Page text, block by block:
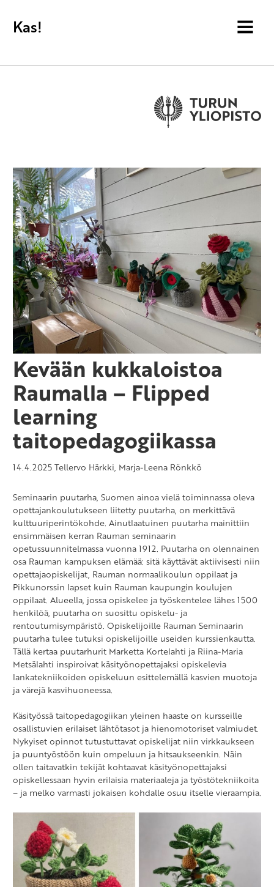
Kas! MENU
Kevään kukkaloistoa
Raumalla – Flipped
learning
taitopedagogiikassa
14.4.2025Tellervo Härkki, Marja-Leena Rönkkö
Seminaarin puutarha, Suomen ainoa vielä toiminnassa oleva
opettajankoulutukseen liitetty puutarha, on merkittävä
kulttuuriperintökohde. Ainutlaatuinen puutarha mainittiin
ensimmäisen kerran Rauman seminaarin
opetussuunnitelmassa vuonna 1912. Puutarha on olennainen
osa Rauman kampuksen elämää: sitä käyttävät aktiivisesti niin
opettajaopiskelijat, Rauman normaalikoulun oppilaat ja
Pikkunorssin lapset kuin Rauman kaupungin koulujen
oppilaat. Alueella, jossa opiskelee ja työskentelee lähes 1500
henkilöä, puutarha on suosittu opiskelu- ja
rentoutumisympäristö. Opiskelijoille Rauman Seminaarin
puutarha tulee tutuksi opiskelijoille useiden kurssienkautta.
Tällä kertaa puutarhurit Marketta Kortelahti ja Riina-Maria
Metsälahti inspiroivat käsityönopettajaksi opiskelevia
lankatekniikoiden opiskeluun esittelemällä kasvien muotoja
ja värejä kasvihuoneessa.
Käsityössä taitopedagogiikan yleinen haaste on kursseille
osallistuvien erilaiset lähtötasot ja hienomotoriset valmiudet.
Nykyiset opinnot tutustuttavat opiskelijat niin virkkaukseen
ja puuntyöstöön kuin ompeluun ja hitsaukseenkin. Näin
ollen taitavatkin tekijät kohtaavat käsityönopettajaksi
opiskellessaan hyvin erilaisia materiaaleja ja työstötekniikoita
– ja melko varmasti jokaisen kohdalle osuu itselle vieraampia.